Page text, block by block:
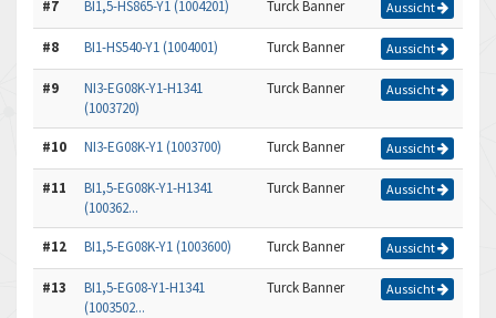
#7 BI1,5-HS865-Y1 (1004201) Turck Banner Aussicht
#8 BI1-HS540-Y1 (1004001) Turck Banner Aussicht
#9
NI3-EG08K-Y1-H1341
(1003720)
Turck Banner Aussicht
#10 NI3-EG08K-Y1 (1003700) Turck Banner Aussicht
#11
BI1,5-EG08K-Y1-H1341
(100362...
Turck Banner Aussicht
#12 BI1,5-EG08K-Y1 (1003600) Turck Banner Aussicht
#13
BI1,5-EG08-Y1-H1341
(1003502...
Turck Banner Aussicht